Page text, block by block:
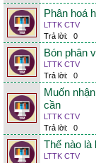
Phân hoá
LTTK CTV
Trả lời:
0
Bón phân
LTTK CTV
Trả lời:
0
Muốn
cần
LTTK CTV
Trả lời:
0
Thế nào là
LTTK CTV